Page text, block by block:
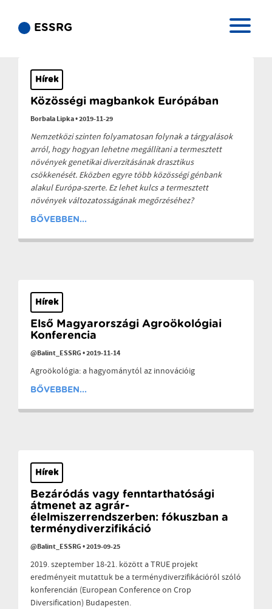
ESSRG
Hírek
Közösségi magbankok Európában
Borbala Lipka•2019-11-29
Nemzetközi szinten folyamatosan folynak a tárgyalások
arról, hogy hogyan lehetne megállítani a termesztett
növények genetikai diverzitásának drasztikus
csökkenését. Eközben egyre több közösségi génbank
alakul Európa-szerte. Ez lehet kulcs a termesztett
növények változatosságának megőrzéséhez?
BŐVEBBEN...
Hírek
Első Magyarországi Agroökológiai
Konferencia
@Balint_ESSRG•2019-11-14
Agroökológia: a hagyománytól az innovációig
BŐVEBBEN...
Hírek
Bezáródás vagy fenntarthatósági
átmenet az agrár-
élelmiszerrendszerben: fókuszban a
terménydiverzifikáció
@Balint_ESSRG•2019-09-25
2019. szeptember 18-21. között a TRUE projekt
eredményeit mutattuk be a terménydiverzifikációról szóló
konferencián (European Conference on Crop
Diversification) Budapesten.